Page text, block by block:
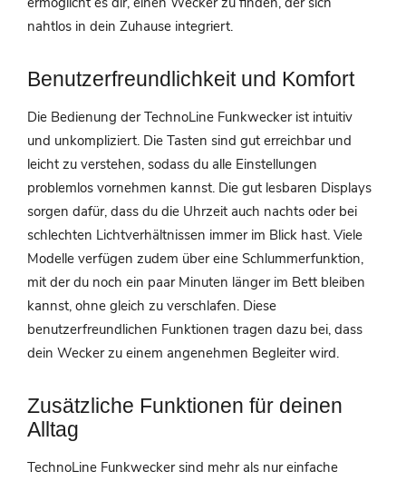
nahtlos in dein Zuhause integriert.
Benutzerfreundlichkeit und Komfort
Die Bedienung der TechnoLine Funkwecker ist intuitiv
und unkompliziert. Die Tasten sind gut erreichbar und
leicht zu verstehen, sodass du alle Einstellungen
problemlos vornehmen kannst. Die gut lesbaren Displays
sorgen dafür, dass du die Uhrzeit auch nachts oder bei
schlechten Lichtverhältnissen immer im Blick hast. Viele
Modelle verfügen zudem über eine Schlummerfunktion,
mit der du noch ein paar Minuten länger im Bett bleiben
kannst, ohne gleich zu verschlafen. Diese
benutzerfreundlichen Funktionen tragen dazu bei, dass
dein Wecker zu einem angenehmen Begleiter wird.
Zusätzliche Funktionen für deinen
Alltag
TechnoLine Funkwecker sind mehr als nur einfache